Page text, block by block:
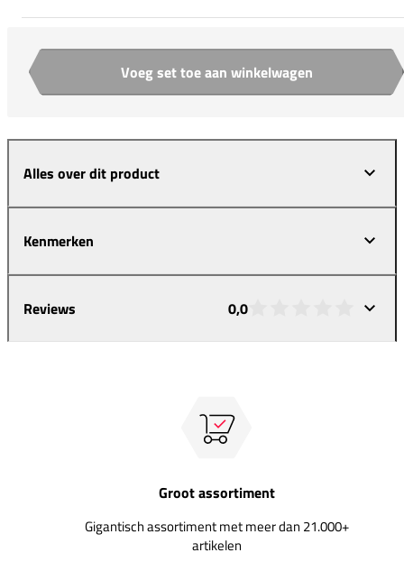
Aantal Voeg set toe aan winkelwagen
Alles over dit product
Kenmerken
Reviews 0,0
Groot assortiment
Gigantisch assortiment met meer dan 21.000+
artikelen